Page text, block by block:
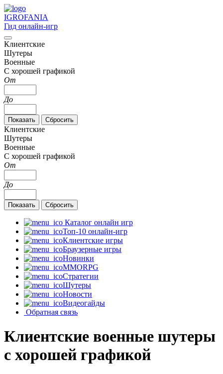
IGROFANIA
Гид онлайн-игр
Клиентские
Шутеры
Военные
С хорошей графикой
От
До
Клиентские
Шутеры
Военные
С хорошей графикой
От
До
Каталог онлайн игр
Топ-10 онлайн-игр
Клиентские игры
Браузерные игры
Новинки
MMORPG
Стратегии
Шутеры
Новости
Видеогайды
Обратная связь
Клиентские военные шутеры
с хорошей графикой